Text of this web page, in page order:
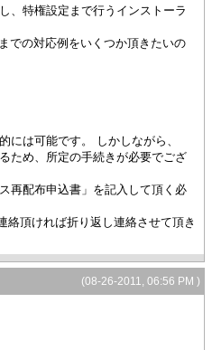
、特権設定まで行うインストーラ
での対応例をいくつか頂きたいの
には可能です。 しかしながら、
ため、所定の手続きが必要でござ
再配布申込書」を記入して頂く必
絡頂ければ折り返し連絡させて頂き
(08-26-2011, 06:56 PM )